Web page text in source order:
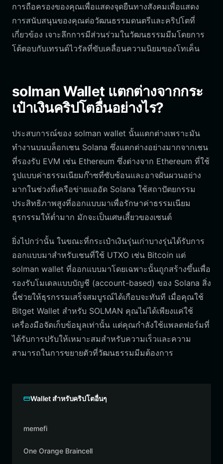
การถือครองของคุณเพื่อแสดงจุดยืนทางสังคมเพื่อแสดง
การสนับสนุนของคุณต่อวัฒนธรรมดนตรีและคริปโตที่
เกี่ยวข้อง เจาะลึกการมีส่วนร่วมในวัฒนธรรมมีมโดยการ
โต้ตอบกับเทรนด์ไวรัลที่ขับเคลื่อนความนิยมของโทเค็น
solman Wallet แตกต่างจากกระ
เป๋าเงินคริปโตอื่นอย่างไร?
ประสบการณ์ของ solman wallet นั้นแตกต่างเพราะมัน
ทำงานบนบล็อกเชน Solana ซึ่งแตกต่างอย่างมากจากเชน
ที่รองรับ EVM เช่น Ethereum ซึ่งต่างจาก Ethereum ที่ใช้
รูปแบบค่าธรรมเนียมก๊าซที่ซับซ้อนและอาจผันผวนอย่าง
มากในช่วงที่เครือข่ายแออัด Solana ใช้สถาปัตยกรรม
ประสิทธิภาพสูงที่ออกแบบมาเพื่อรักษาค่าธรรมเนียม
ธุรกรรมให้ต่ำมาก มักจะเป็นเศษเสี้ยวของเซนต์
ยิ่งไปกว่านั้น ในขณะที่กระเป๋าเงินรุ่นเก่าบางรุ่นได้รับการ
ออกแบบมาสำหรับเชนที่ใช้ UTXO เช่น Bitcoin แต่
solman wallet ที่ออกแบบมาโดยเฉพาะนั้นถูกสร้างขึ้นเพื่อ
รองรับโมเดลแบบบัญชี (account-based) ของ Solana สิ่ง
นี้ช่วยให้ธุรกรรมเสร็จสมบูรณ์ได้เกือบจะทันที เมื่อคุณใช้
Bitget Wallet สำหรับ SOLMAN คุณไม่ได้เพียงแค่ใช้
เครื่องมือจัดเก็บข้อมูลเท่านั้น แต่คุณกำลังใช้แพลตฟอร์มที่
ได้รับการปรับให้เหมาะสมสำหรับความเร็วและความ
สามารถในการขยายตัวที่วัฒนธรรมมีมต้องการ
Wallet สำหรับคริปโตอื่นๆ
memefi
One Orange Braincell